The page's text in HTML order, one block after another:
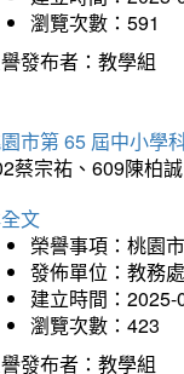
瀏覽次數：591
發布者：教學組
市第 65 屆中小學
蔡宗祐、609陳柏
文
榮譽事項：桃園
發佈單位：教務處
建立時間：2025-
瀏覽次數：423
發布者：教學組